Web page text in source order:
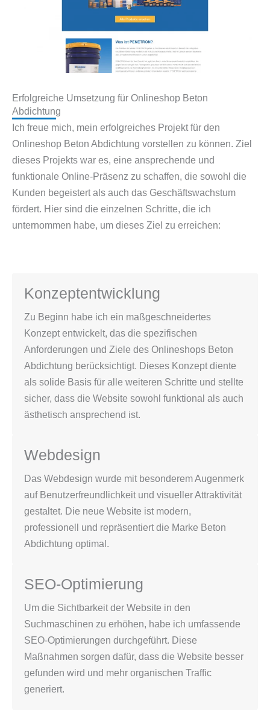
Erfolgreiche Umsetzung für Onlineshop Beton
Abdichtung
Ich freue mich, mein erfolgreiches Projekt für den
Onlineshop Beton Abdichtung vorstellen zu können. Ziel
dieses Projekts war es, eine ansprechende und
funktionale Online-Präsenz zu schaffen, die sowohl die
Kunden begeistert als auch das Geschäftswachstum
fördert. Hier sind die einzelnen Schritte, die ich
unternommen habe, um dieses Ziel zu erreichen:
Konzeptentwicklung
Zu Beginn habe ich ein maßgeschneidertes
Konzept entwickelt, das die spezifischen
Anforderungen und Ziele des Onlineshops Beton
Abdichtung berücksichtigt. Dieses Konzept diente
als solide Basis für alle weiteren Schritte und stellte
sicher, dass die Website sowohl funktional als auch
ästhetisch ansprechend ist.
Webdesign
Das Webdesign wurde mit besonderem Augenmerk
auf Benutzerfreundlichkeit und visueller Attraktivität
gestaltet. Die neue Website ist modern,
professionell und repräsentiert die Marke Beton
Abdichtung optimal.
SEO-Optimierung
Um die Sichtbarkeit der Website in den
Suchmaschinen zu erhöhen, habe ich umfassende
SEO-Optimierungen durchgeführt. Diese
Maßnahmen sorgen dafür, dass die Website besser
gefunden wird und mehr organischen Traffic
generiert.